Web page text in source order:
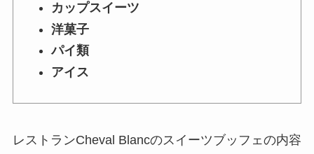
カップスイーツ
洋菓子
パイ類
アイス
レストランCheval Blancのスイーツブッフェの内容